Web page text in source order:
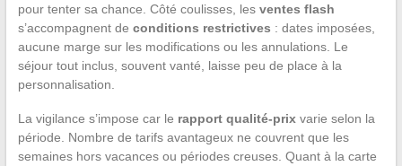
pour tenter sa chance. Côté coulisses, les ventes flash
s’accompagnent de conditions restrictives : dates imposées,
aucune marge sur les modifications ou les annulations. Le
séjour tout inclus, souvent vanté, laisse peu de place à la
personnalisation.
La vigilance s’impose car le rapport qualité-prixvarie selon la
période. Nombre de tarifs avantageux ne couvrent que les
semaines hors vacances ou périodes creuses. Quant à la carte